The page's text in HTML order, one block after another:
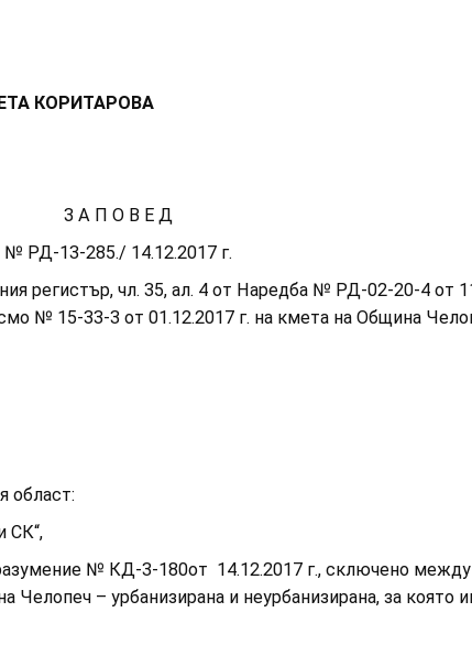
З А П О В Е Д
№ РД-13-285./ 14.12.2017 г.
чл. 35, ал. 4 от Наредба № РД-02-20-4 от
№ 15-33-3 от 01.12.2017 г. на кмета на Община
СК“,
№ КД-3-180от 14.12.2017 г., сключено между
– урбанизирана и неурбанизирана, за която